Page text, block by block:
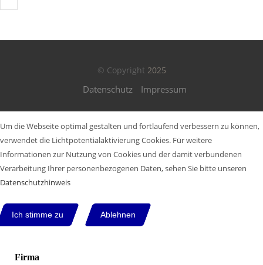
© Copyright 2025
Datenschutz Impressum
Um die Webseite optimal gestalten und fortlaufend verbessern zu können,
verwendet die Lichtpotentialaktivierung Cookies. Für weitere
Informationen zur Nutzung von Cookies und der damit verbundenen
Verarbeitung Ihrer personenbezogenen Daten, sehen Sie bitte unseren
Datenschutzhinweis
Ich stimme zu Ablehnen
Firma